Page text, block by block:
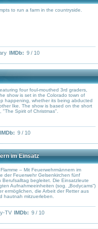
to run a farm in the countryside.
IMDb: 9 / 10
four foul-mouthed 3rd graders,
show is set in the Colorado town of
happening, whether its being abducted
Ike. The show is based on the short
Spirit of Christmas".
IMDb: 9 / 10
im Einsatz
– Mit Feuerwehrmännern im
der Feuerwehr Gelsenkirchen fünf
begleitet. Die Einsatzleute
Aufnahmeeinheiten (sog. „Bodycams“)
ermöglichen, die Arbeit der Retter aus
hautnah mitzuerleben.
TV IMDb: 9 / 10